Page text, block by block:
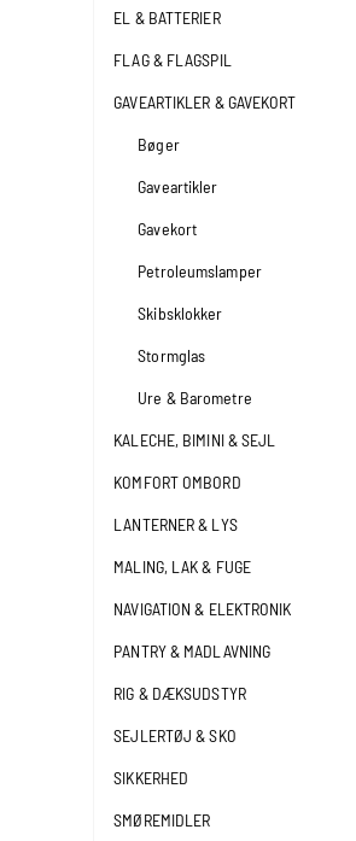
EL & BATTERIER
FLAG & FLAGSPIL
GAVEARTIKLER & GAVEKORT
Bøger
Gaveartikler
Gavekort
Petroleumslamper
Skibsklokker
Stormglas
Ure & Barometre
KALECHE, BIMINI & SEJL
KOMFORT OMBORD
LANTERNER & LYS
MALING, LAK & FUGE
NAVIGATION & ELEKTRONIK
PANTRY & MADLAVNING
RIG & DÆKSUDSTYR
SEJLERTØJ & SKO
SIKKERHED
SMØREMIDLER